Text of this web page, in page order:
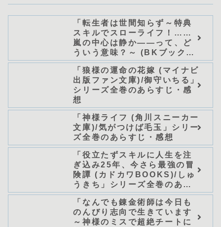
「転生者は世間知らず～特典
スキルでスローライフ！……
嵐の中心は静か――って、ど
ういう意味？～ (BKブック
ス)/唖鳴蝉」シリーズ全巻のあ
らすじ・感想
「狼様の運命の花嫁 (マイナビ
出版ファン文庫)/御守いちる」
シリーズ全巻のあらすじ・感
想
「神様ライフ (角川スニーカー
文庫)/気がつけば毛玉」シリー
ズ全巻のあらすじ・感想
「役立たずスキルに人生を注
ぎ込み25年、今さら最強の冒
険譚 (カドカワBOOKS)/しゅ
うきち」シリーズ全巻のあら
すじ・感想
「なんでも錬金術師は今日も
のんびり志向で生きています
～神様のミスで超絶チートに